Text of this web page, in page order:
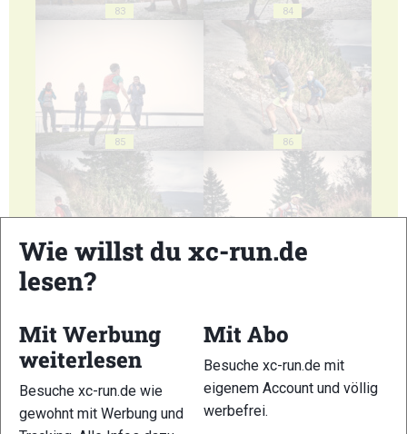
83 84
85 86
Wie willst du xc-run.de
lesen?
Mit Werbung
weiterlesen
Besuche xc-run.de wie
gewohnt mit Werbung und
Mit Abo
Besuche xc-run.de mit
eigenem Account und völlig
werbefrei.